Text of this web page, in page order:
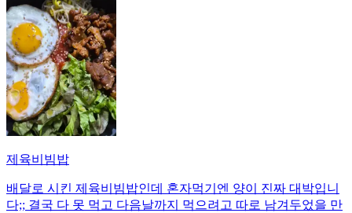
제육비빔밥
배달로 시킨 제육비빔밥인데 혼자먹기엔 양이 진짜 대박입니
다;; 결국 다 못 먹고 다음날까지 먹으려고 따로 남겨두었을 만